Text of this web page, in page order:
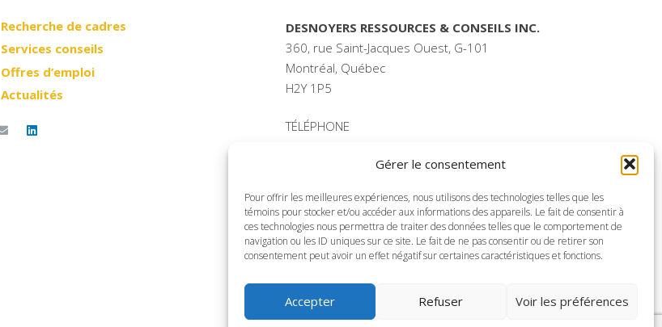
Gérer le consentement
Pour offrir les meilleures expériences, nous utilisons des technologies telles que les
témoins pour stocker et/ou accéder aux informations des appareils. Le fait de consentir à
ces technologies nous permettra de traiter des données telles que le comportement de
navigation ou les ID uniques sur ce site. Le fait de ne pas consentir ou de retirer son
consentement peut avoir un effet négatif sur certaines caractéristiques et fonctions.
Accepter Refuser Voir les préférences
Recherche de cadres
Services conseils
Offres d’emploi
Actualités
DESNOYERS RESSOURCES & CONSEILS INC.
360, rue Saint-Jacques Ouest, G-101
Montréal, Québec
H2Y 1P5
TÉLÉPHONE
Sans frais : 1-866-935-4011
Politique de confidentialité